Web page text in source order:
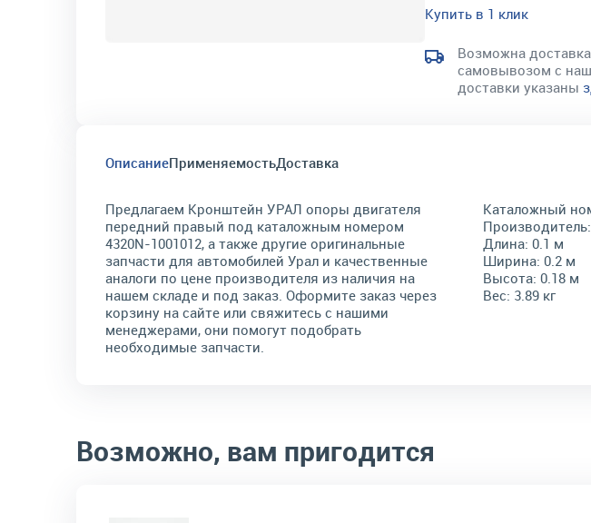
Купить в 1 клик
Возможна
самовывозом с
доставки указаны
ОписаниеПрименяемостьДоставка
Предлагаем Кронштейн УРАЛ опоры двигателя
передний правый под каталожным номером
4320N-1001012, а также другие оригинальные
запчасти для автомобилей Урал и качественные
аналоги по цене производителя из наличия на
нашем складе и под заказ. Оформите заказ через
корзину на сайте или свяжитесь с нашими
менеджерами, они помогут подобрать
необходимые запчасти.
Каталожный
Производитель:
Длина: 0.1 м
Ширина: 0.2 м
Высота: 0.18 м
Вес: 3.89 кг
Возможно, вам пригодится